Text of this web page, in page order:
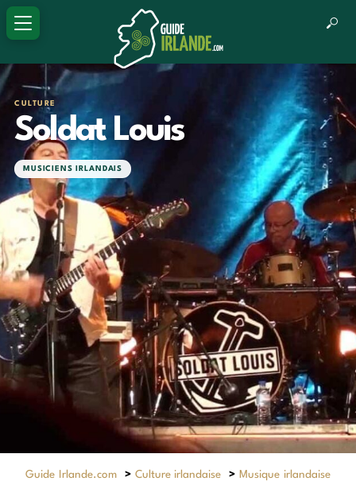
CULTURE
Soldat Louis
MUSICIENS IRLANDAIS
Guide Irlande.com > Culture irlandaise > Musique irlandaise